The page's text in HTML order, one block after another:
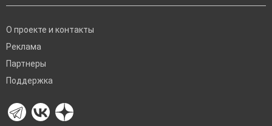
О проекте и контакты
Реклама
Партнеры
Поддержка